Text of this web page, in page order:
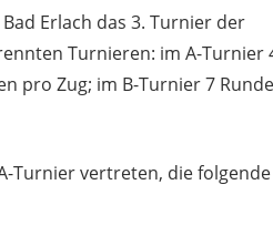
Erlach das 3. Turnier der
Turnieren: im A-Turnier
pro Zug; im B-Turnier 7
Turnier vertreten, die folgende